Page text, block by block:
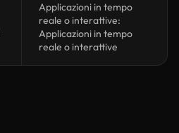
Applicazioni in tempo
reale o interattive:
Applicazioni in tempo
reale o interattive